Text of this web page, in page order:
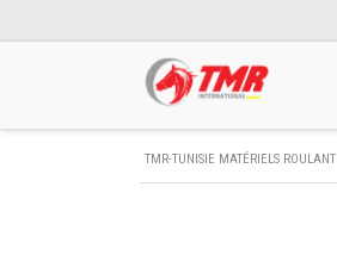
TMR-TUNISIE MATÉRIELS ROULANT